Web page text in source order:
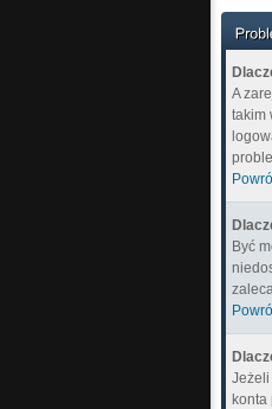
A
takim
Być
Jeżeli